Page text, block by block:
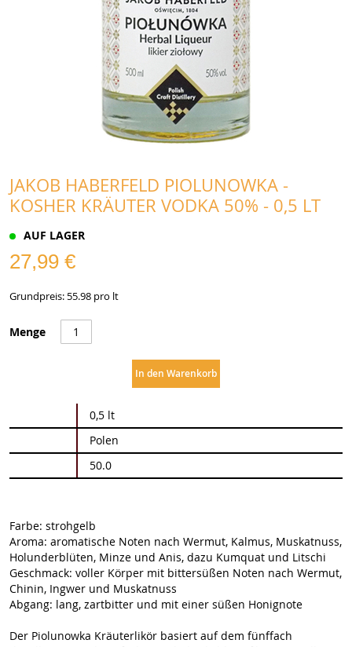
JAKOB HABERFELD PIOLUNOWKA -
KOSHER KRÄUTER VODKA 50% - 0,5 LT
AUF LAGER
27,99 €
Grundpreis: 55.98 pro lt
Menge
In den Warenkorb
Informationen
0,5 lt
Polen
50.0
Farbe: strohgelb
Aroma: aromatische Noten nach Wermut, Kalmus, Muskatnuss,
Holunderblüten, Minze und Anis, dazu Kumquat und Litschi
Geschmack: voller Körper mit bittersüßen Noten nach Wermut,
Chinin, Ingwer und Muskatnuss
Abgang: lang, zartbitter und mit einer süßen Honignote
Der Piolunowka Kräuterlikör basiert auf dem fünffach